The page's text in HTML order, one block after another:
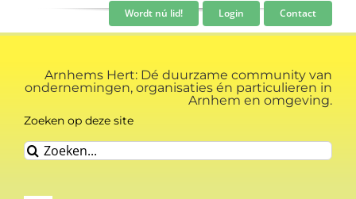
inhoud
Wordt nú lid! Login Contact
Arnhems Hert: Dé duurzame community van
ondernemingen, organisaties én particulieren in
Arnhem en omgeving.
Zoeken op deze site
Zoeken
naar: